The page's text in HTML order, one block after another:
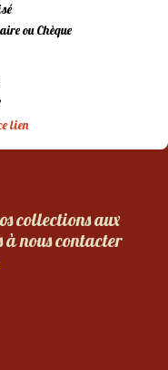
ou Chèque
lien
collections aux
à nous contacter